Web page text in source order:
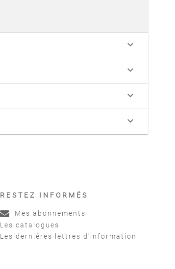
keyboard_arrow_down
keyboard_arrow_down
keyboard_arrow_down
keyboard_arrow_down
RESTEZ INFORMÉS
Mes abonnements
Les catalogues
Les dernières lettres d'information